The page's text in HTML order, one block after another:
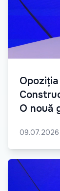
O nouă
09.07.2026